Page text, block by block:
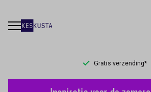
Gratis verzending*
Jasjes